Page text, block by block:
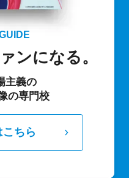
ンになる。
主義の
の専門校
ちら